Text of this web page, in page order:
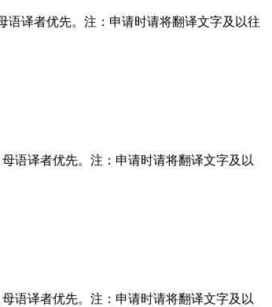
语译者优先。注：申请时请将翻译文字及以往
语译者优先。注：申请时请将翻译文字及以
语译者优先。注：申请时请将翻译文字及以